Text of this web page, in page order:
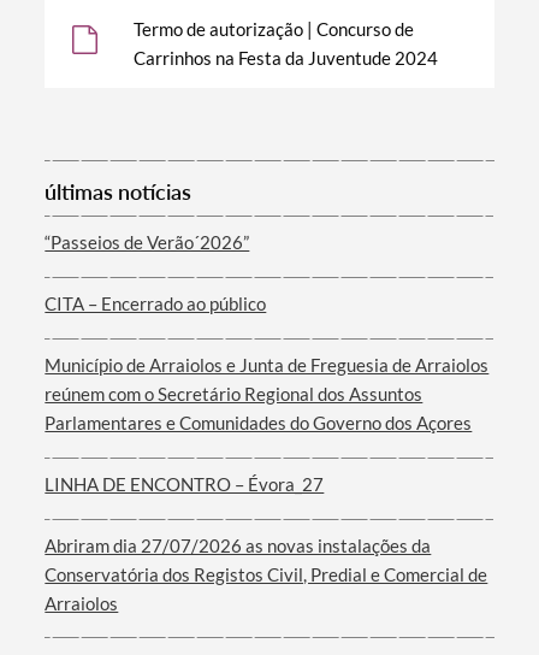
Categorias gerais
Filtros
Termo de autorização | Concurso de
Carrinhos na Festa da Juventude 2024
últimas notícias
“Passeios de Verão´2026”
CITA – Encerrado ao público
Município de Arraiolos e Junta de Freguesia de Arraiolos
reúnem com o Secretário Regional dos Assuntos
Parlamentares e Comunidades do Governo dos Açores
LINHA DE ENCONTRO – Évora_27
Abriram dia 27/07/2026 as novas instalações da
Conservatória dos Registos Civil, Predial e Comercial de
Arraiolos